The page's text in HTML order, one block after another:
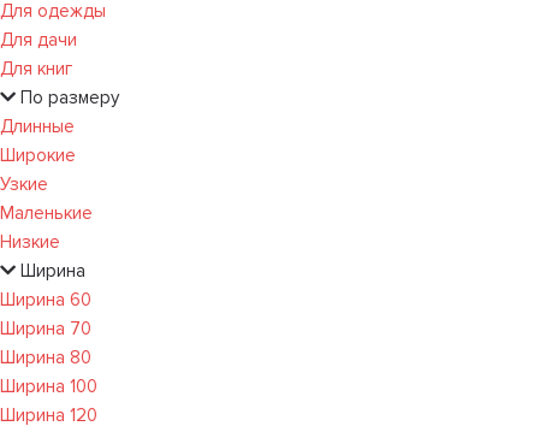
Для одежды
Для дачи
Для книг
По размеру
Длинные
Широкие
Узкие
Маленькие
Низкие
Ширина
Ширина 60
Ширина 70
Ширина 80
Ширина 100
Ширина 120